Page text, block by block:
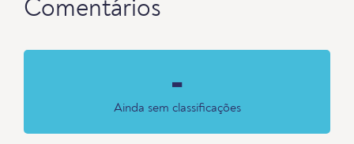
Comentários
-
Ainda sem classificações